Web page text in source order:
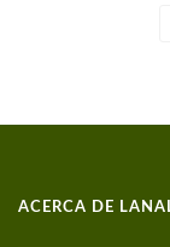
ACERCA DE